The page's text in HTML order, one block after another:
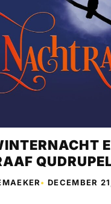
•DECEMBER